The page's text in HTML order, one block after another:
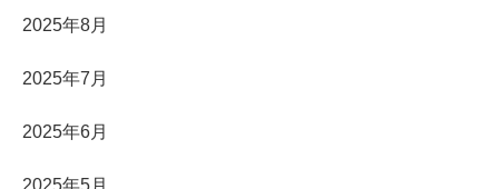
2025年8月
2025年7月
2025年6月